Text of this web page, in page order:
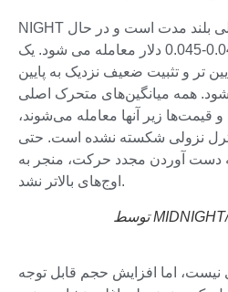
NIGHT همچنان در یک روند نزولی بلند مدت است و در حال
حاضر در محدوده 0.044-0.045 دلار معامله می شود. یک
تر و تثبیت ضعیف نزدیک به پایین
همه میانگین‌های متحرک اصلی
قیمت‌ها زیر آنها معامله می‌شوند،
نزولی شکسته نشده است. حتی
دست آوردن مجدد حرکت، منجر به
اوج‌های بالاتر نشد.
قرارداد دائمی MIDNIGHT/USDT توسط
اما افزایش حجم قابل توجه